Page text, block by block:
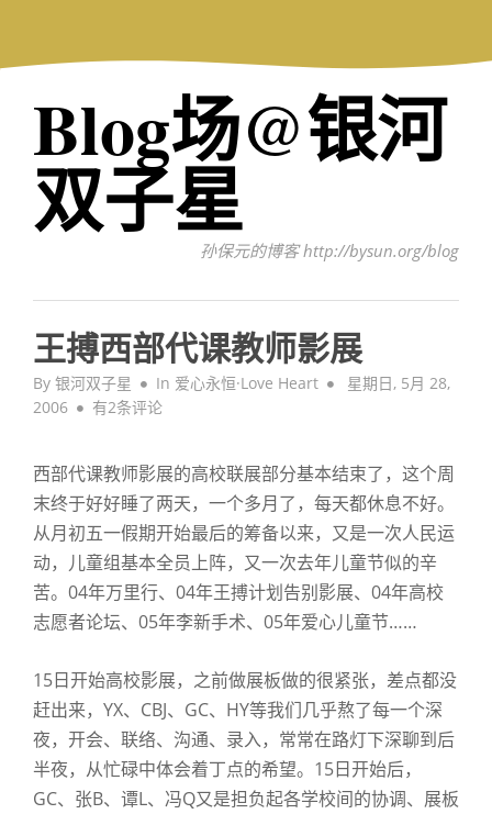
content
Blog场@银河
双子星
孙保元的博客 http://bysun.org/blog
王搏西部代课教师影展
By 银河双子星 In 爱心永恒·Love Heart
Posted
星期日, 5月 28,
2006
王
部
代
课
教
师
影
展
有2条评论
西部代课教师影展的高校联展部分基本结束了，这个周
末终于好好睡了两天，一个多月了，每天都休息不好。
从月初五一假期开始最后的筹备以来，又是一次人民运
动，儿童组基本全员上阵，又一次去年儿童节似的辛
苦。04年万里行、04年王搏计划告别影展、04年高校
志愿者论坛、05年李新手术、05年爱心儿童节……
15日开始高校影展，之前做展板做的很紧张，差点都没
赶出来，YX、CBJ、GC、HY等我们几乎熬了每一个深
夜，开会、联络、沟通、录入，常常在路灯下深聊到后
半夜，从忙碌中体会着丁点的希望。15日开始后，
GC、张B、谭L、冯Q又是担负起各学校间的协调、展板